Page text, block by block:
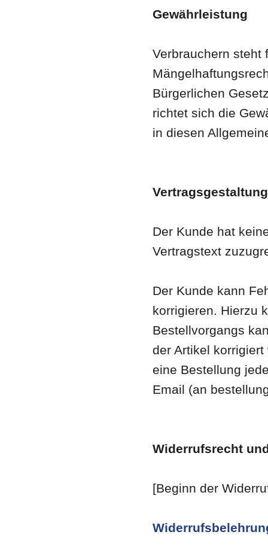
Gewährleistung
Verbrauchern steht
Bürgerlichen
richtet sich die
in diesen
Vertragsgestaltung
Der Kunde hat
Vertragstext
Der Kunde kann
korrigieren. Hierzu
Bestellvorgangs
der Artikel
eine Bestellung
Email (an
Widerrufsrecht
[Beginn der